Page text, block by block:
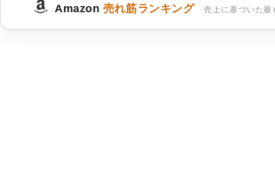
Amazon 売れ筋ランキング 売上に基づいた最